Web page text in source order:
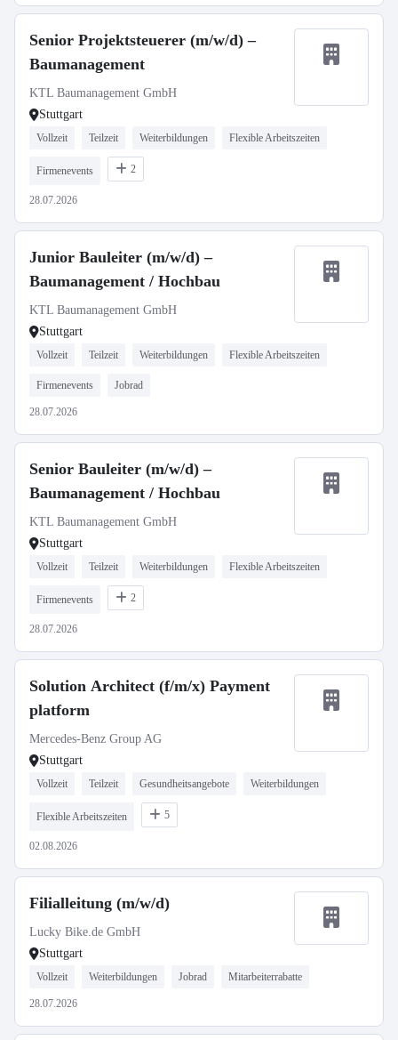
Senior Projektsteuerer (m/w/d) –
Baumanagement
KTL Baumanagement GmbH
Stuttgart
Vollzeit Teilzeit Weiterbildungen Flexible Arbeitszeiten
Firmenevents 2
28.07.2026
Junior Bauleiter (m/w/d) –
Baumanagement / Hochbau
KTL Baumanagement GmbH
Stuttgart
Vollzeit Teilzeit Weiterbildungen Flexible Arbeitszeiten
Firmenevents Jobrad
28.07.2026
Senior Bauleiter (m/w/d) –
Baumanagement / Hochbau
KTL Baumanagement GmbH
Stuttgart
Vollzeit Teilzeit Weiterbildungen Flexible Arbeitszeiten
Firmenevents 2
28.07.2026
Solution Architect (f/m/x) Payment
platform
Mercedes-Benz Group AG
Stuttgart
Vollzeit Teilzeit Gesundheitsangebote Weiterbildungen
Flexible Arbeitszeiten 5
02.08.2026
Filialleitung (m/w/d)
Lucky Bike.de GmbH
Stuttgart
Vollzeit Weiterbildungen Jobrad Mitarbeiterrabatte
28.07.2026